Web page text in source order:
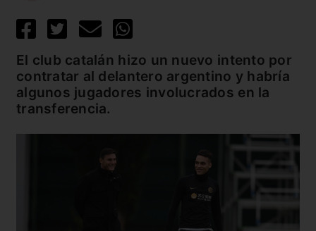
El club catalán hizo un nuevo intento por
contratar al delantero argentino y habría
algunos jugadores involucrados en la
transferencia.